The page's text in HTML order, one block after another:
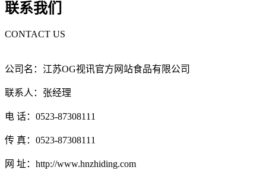
联系我们
CONTACT US
公司名：江苏OG视讯官方网站食品有限公司
联系人：张经理
电 话：0523-87308111
传 真：0523-87308111
网 址：http://www.hnzhiding.com